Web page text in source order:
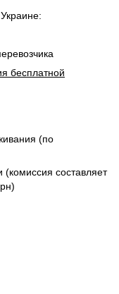
бесплатной
(по
составляет